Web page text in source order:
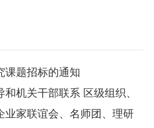
课题招标的通知
机关干部联系 区级组织、
业家联谊会、名师团、理研